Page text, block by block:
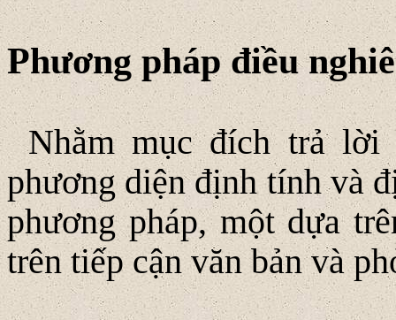
Phương pháp điều
Nhằm mục đích trả
phương diện định tính và
phương pháp, một dựa
trên tiếp cận văn bản và